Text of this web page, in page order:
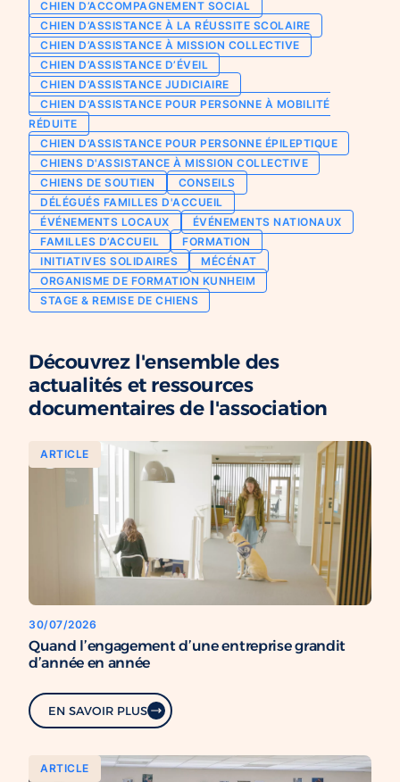
Chien d’assistance pour personne
épileptique
CHIENS À MISSION COLLECTIVE
Chien d’assistance d’accompagnement
social
Chien d’assistance à la réussite scolaire
Chien d’assistance judiciaire
Je deviens mécène ou partenaire
Ils nous soutiennent
Je m’engage / j’engage mes collaborateurs
Je lance une collecte
J’engage mes clients
CHIEN D’ACCOMPAGNEMENT SOCIAL
CHIEN D’ASSISTANCE À LA RÉUSSITE SCOLAIRE
CHIEN D’ASSISTANCE À MISSION COLLECTIVE
CHIEN D’ASSISTANCE D’ÉVEIL
CHIEN D’ASSISTANCE JUDICIAIRE
CHIEN D’ASSISTANCE POUR PERSONNE À MOBILITÉ
RÉDUITE
CHIEN D’ASSISTANCE POUR PERSONNE ÉPILEPTIQUE
CHIENS D'ASSISTANCE À MISSION COLLECTIVE
CHIENS DE SOUTIEN
CONSEILS
DÉLÉGUÉS FAMILLES D'ACCUEIL
ÉVÉNEMENTS LOCAUX
ÉVÉNEMENTS NATIONAUX
FAMILLES D’ACCUEIL
FORMATION
INITIATIVES SOLIDAIRES
MÉCÉNAT
ORGANISME DE FORMATION KUNHEIM
STAGE & REMISE DE CHIENS
Découvrez l'ensemble des
actualités et ressources
documentaires de l'association
ARTICLE
30/07/2026
Quand l’engagement d’une entreprise grandit
d’année en année
EN SAVOIR PLUS
ARTICLE